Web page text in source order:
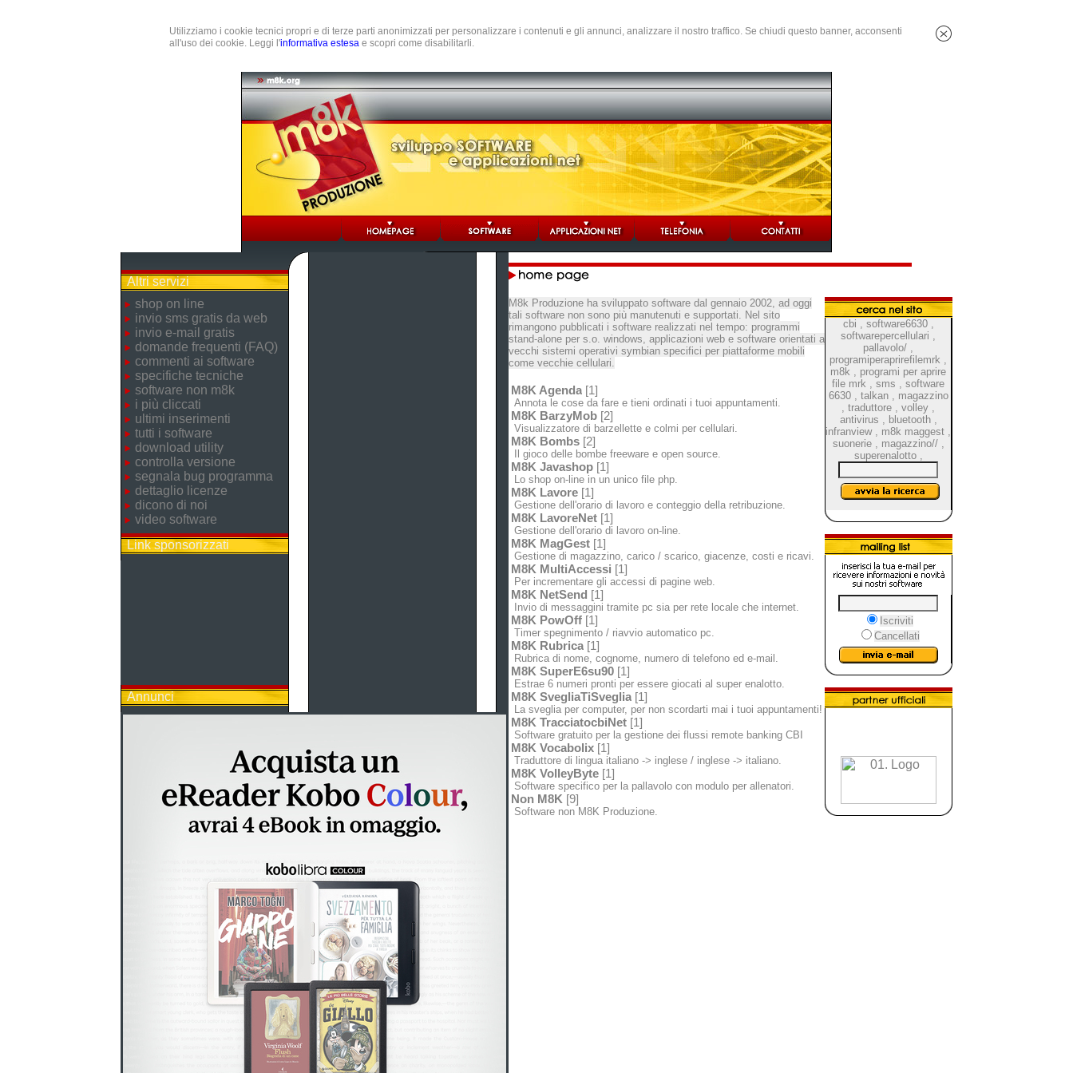
Utilizziamo i cookie tecnici propri e di terze parti anonimizzati per personalizzare i contenuti e gli annunci, analizzare il nostro traffico. Se chiudi questo banner, acconsenti
all'uso dei cookie. Leggi l'informativa estesa e scopri come disabilitarli.
Altri servizi
shop on line
invio sms gratis da web
invio e-mail gratis
domande frequenti (FAQ)
commenti ai software
specifiche tecniche
software non m8k
i più cliccati
ultimi inserimenti
tutti i software
download utility
controlla versione
segnala bug programma
dettaglio licenze
dicono di noi
video software
Link sponsorizzati
Annunci
M8k Produzione ha sviluppato software dal gennaio 2002, ad oggi
tali software non sono più manutenuti e supportati. Nel sito
rimangono pubblicati i software realizzati nel tempo: programmi
stand-alone per s.o. windows, applicazioni web e software orientati a
vecchi sistemi operativi symbian specifici per piattaforme mobili
come vecchie cellulari.
M8K Agenda [1]
Annota le cose da fare e tieni ordinati i tuoi appuntamenti.
M8K BarzyMob [2]
Visualizzatore di barzellette e colmi per cellulari.
M8K Bombs [2]
Il gioco delle bombe freeware e open source.
M8K Javashop [1]
Lo shop on-line in un unico file php.
M8K Lavore [1]
Gestione dell'orario di lavoro e conteggio della retribuzione.
M8K LavoreNet [1]
Gestione dell'orario di lavoro on-line.
M8K MagGest [1]
Gestione di magazzino, carico / scarico, giacenze, costi e ricavi.
M8K MultiAccessi [1]
Per incrementare gli accessi di pagine web.
M8K NetSend [1]
Invio di messaggini tramite pc sia per rete locale che internet.
M8K PowOff [1]
Timer spegnimento / riavvio automatico pc.
M8K Rubrica [1]
Rubrica di nome, cognome, numero di telefono ed e-mail.
M8K SuperE6su90 [1]
Estrae 6 numeri pronti per essere giocati al super enalotto.
M8K SvegliaTiSveglia [1]
La sveglia per computer, per non scordarti mai i tuoi appuntamenti!
M8K TracciatocbiNet [1]
Software gratuito per la gestione dei flussi remote banking CBI
M8K Vocabolix [1]
Traduttore di lingua italiano -> inglese / inglese -> italiano.
M8K VolleyByte [1]
Software specifico per la pallavolo con modulo per allenatori.
Non M8K [9]
Software non M8K Produzione.
cbi , software6630 ,
softwarepercellulari ,
pallavolo/ ,
programiperaprirefilemrk ,
m8k , programi per aprire
file mrk , sms , software
6630 , talkan , magazzino
, traduttore , volley ,
antivirus , bluetooth ,
infranview , m8k maggest ,
suonerie , magazzino// ,
superenalotto ,
Iscriviti
Cancellati